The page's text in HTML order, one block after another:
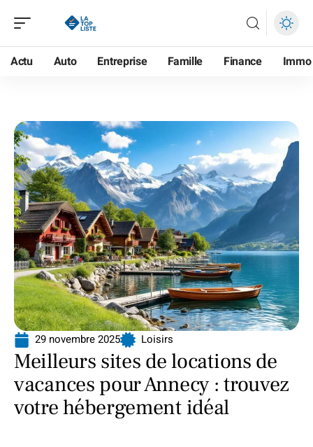
Actu Auto Entreprise Famille Finance Immo
29 novembre 2025 Loisirs
Meilleurs sites de locations de
vacances pour Annecy : trouvez
votre hébergement idéal